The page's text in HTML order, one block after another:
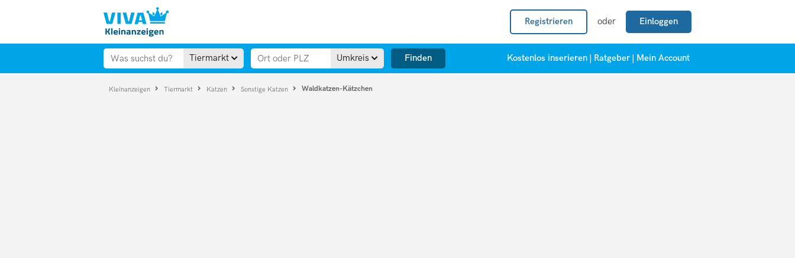
Registrieren oder Einloggen
Tiermarkt Umkreis Finden Kostenlos inserieren Ratgeber Mein Account
Kleinanzeigen Tiermarkt Katzen Sonstige Katzen Waldkatzen-Kätzchen